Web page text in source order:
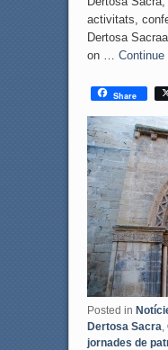
activitats,
Dertosa
on … Continue
Share
Posted in
Dertosa Sacra,
jornades de